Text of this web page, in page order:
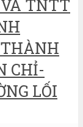
TNTT
CHỈ-
LỐI